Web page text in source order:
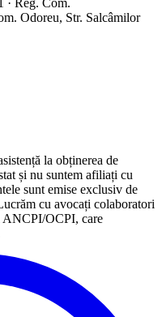
· Reg. Com.
Odoreu, Str. Salcâmilor
la obținerea de
și nu suntem afiliați cu
sunt emise exclusiv de
cu avocați colaboratori
ANCPI/OCPI, care